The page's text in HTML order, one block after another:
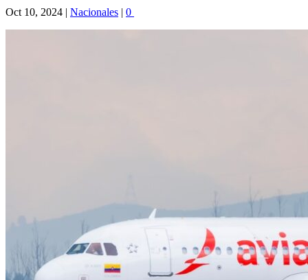
Oct 10, 2024 | Nacionales | 0